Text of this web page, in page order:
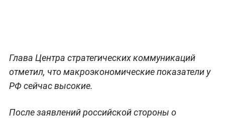
Глава Центра стратегических коммуникаций
отметил, что макроэкономические показатели у
РФ сейчас высокие.
После заявлений российской стороны о